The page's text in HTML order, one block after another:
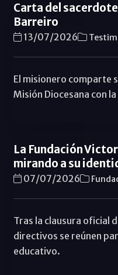
Carta del
Barreiro
13/07/2026
El misionero comparte
Misión Diocesana con
La Fundación
mirando a su
07/07/2026
Tras la clausura oficial
directivos se reúnen
educativo.